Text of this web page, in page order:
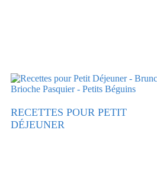
RECETTES POUR PETIT
DÉJEUNER